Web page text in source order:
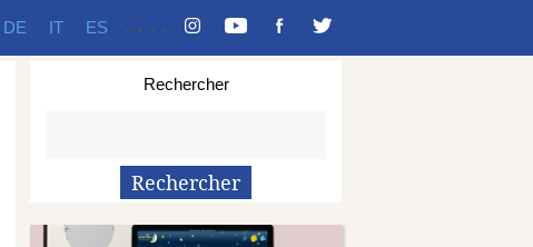
- - - -
DE IT ES
Rechercher